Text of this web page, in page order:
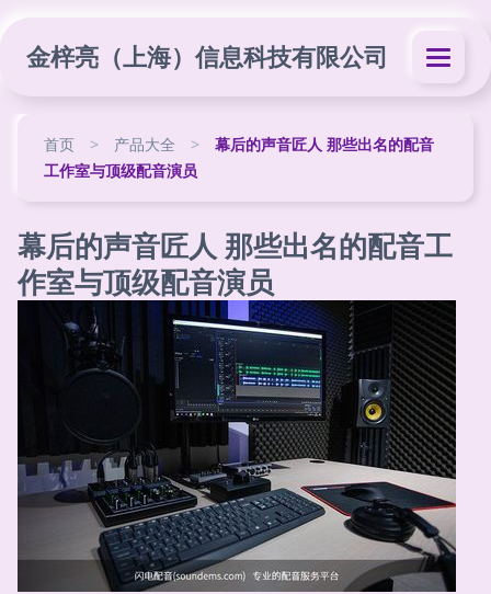
金梓亮（上海）信息科技有限公司
首页 > 产品大全 >
幕后的声音匠人 那些出名的配音
工作室与顶级配音演员
幕后的声音匠人 那些出名的配音工
作室与顶级配音演员